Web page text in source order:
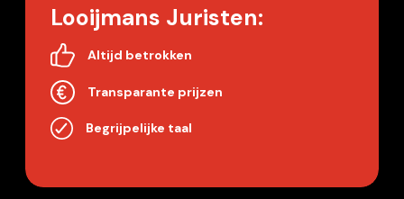
Looijmans Juristen:
Altijd betrokken
Transparante prijzen
Begrijpelijke taal